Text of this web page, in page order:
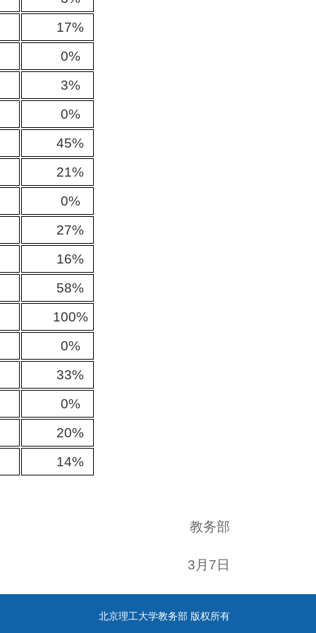
17%
0%
3%
0%
45%
21%
0%
27%
16%
58%
100%
0%
33%
0%
20%
14%
教务部
3月7日
北京理工大学教务部 版权所有